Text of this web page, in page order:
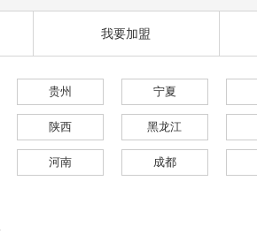
我要加盟
贵州 宁夏
陕西 黑龙江
河南 成都